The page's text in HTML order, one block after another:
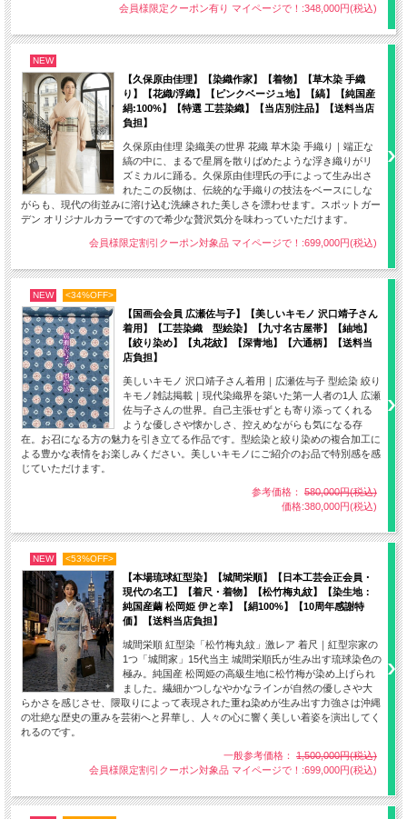
会員様限定クーポン有り マイページで！:348,000円(税込)
NEW
【久保原由佳理】【染織作家】【着物】【草木染 手織
り】【花織/浮織】【ピンクベージュ地】【縞】【純国産
絹:100%】【特選 工芸染織】【当店別注品】【送料当店
負担】
久保原由佳理 染織美の世界 花織 草木染 手織り｜端正な
縞の中に、まるで星屑を散りばめたような浮き織りがリ
ズミカルに踊る。久保原由佳理氏の手によって生み出さ
れたこの反物は、伝統的な手織りの技法をベースにしな
がらも、現代の街並みに溶け込む洗練された美しさを漂わせます。スポットガー
デン オリジナルカラーですので希少な贅沢気分を味わっていただけます。
会員様限定割引クーポン対象品 マイページで！:699,000円(税込)
NEW <34%OFF>
【国画会会員 広瀬佐与子】【美しいキモノ 沢口靖子さん
着用】【工芸染織 型絵染】【九寸名古屋帯】【紬地】
【絞り染め】【丸花紋】【深青地】【六通柄】【送料当
店負担】
美しいキモノ 沢口靖子さん着用｜広瀬佐与子 型絵染 絞り
キモノ雑誌掲載｜現代染織界を築いた第一人者の1人 広瀬
佐与子さんの世界。自己主張せずとも寄り添ってくれる
ような優しさや懐かしさ、控えめながらも気になる存
在。お召になる方の魅力を引き立てる作品です。型絵染と絞り染めの複合加工に
よる豊かな表情をお楽しみください。美しいキモノにご紹介のお品で特別感を感
じていただけます。
参考価格： 580,000円(税込)
価格:380,000円(税込)
NEW <53%OFF>
【本場琉球紅型染】【城間栄順】【日本工芸会正会員・
現代の名工】【着尺・着物】【松竹梅丸紋】【染生地：
純国産繭 松岡姫 伊と幸】【絹100%】【10周年感謝特
価】【送料当店負担】
城間栄順 紅型染「松竹梅丸紋」激レア 着尺｜紅型宗家の
1つ「城間家」15代当主 城間栄順氏が生み出す琉球染色の
極み。純国産 松岡姫の高級生地に松竹梅が染め上げられ
ました。繊細かつしなやかなラインが自然の優しさや大
らかさを感じさせ、隈取りによって表現された重ね染めが生み出す力強さは沖縄
の壮絶な歴史の重みを芸術へと昇華し、人々の心に響く美しい着姿を演出してく
れるのです。
一般参考価格： 1,500,000円(税込)
会員様限定割引クーポン対象品 マイページで！:699,000円(税込)